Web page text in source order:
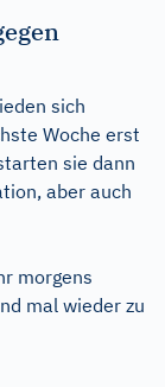
sich
Woche erst
sie dann
aber auch
morgens
mal wieder zu